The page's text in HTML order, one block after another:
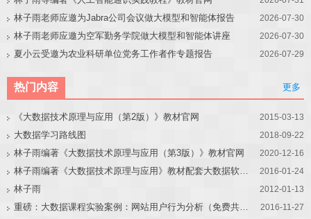
林子雨老师应邀为Jabra公司会议做大模型和智能体报告 2026-07-30
林子雨老师应邀为空军勤务学院做大模型和智能体讲座 2026-07-30
夏小云受邀为农业科研单位党务工作者作专题报告 2026-07-29
热门内容 更多
《大数据技术原理与应用（第2版）》教材官网 2015-03-13
大数据学习路线图 2018-09-22
林子雨编著《大数据技术原理与应用（第3版）》教材官网 2020-12-16
2016-01-24
林子雨 2012-01-13
2016-11-27